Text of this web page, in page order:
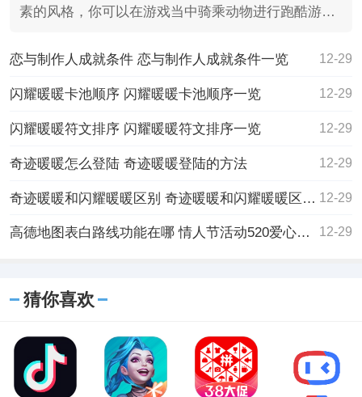
素的风格，你可以在游戏当中骑乘动物进行跑酷游
恋与制作人成就条件 恋与制作人成就条件一览 12-29
闪耀暖暖卡池顺序 闪耀暖暖卡池顺序一览 12-29
闪耀暖暖符文排序 闪耀暖暖符文排序一览 12-29
奇迹暖暖怎么登陆 奇迹暖暖登陆的方法 12-29
奇迹暖暖和闪耀暖暖区别 奇迹暖暖和闪耀暖暖区别一览 12-29
高德地图表白路线功能在哪 情人节活动520爱心路线设置教程 12-29
猜你喜欢